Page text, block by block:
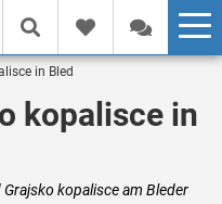
in Bled
kopalisce in
kopalisce am Bleder